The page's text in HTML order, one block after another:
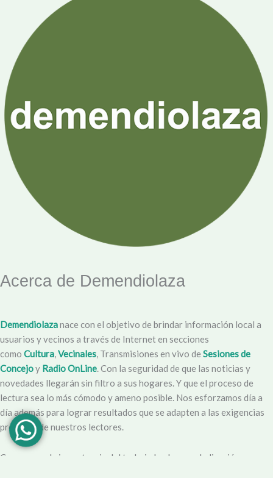
Acerca de Demendiolaza
Demendiolazanace con el objetivo de brindar información local a
usuarios y vecinos a través de Internet en secciones
como Cultura,Vecinales, Transmisiones en vivo de Sesiones de
Concejoy Radio OnLine. Con la seguridad de que las noticias y
novedades llegarán sin filtro a sus hogares. Y que el proceso de
lectura sea lo más cómodo y ameno posible. Nos esforzamos día a
día además para lograr resultados que se adapten a las exigencias
propias y de nuestros lectores.
Creemos en la importancia del trabajo hecho con dedicación,